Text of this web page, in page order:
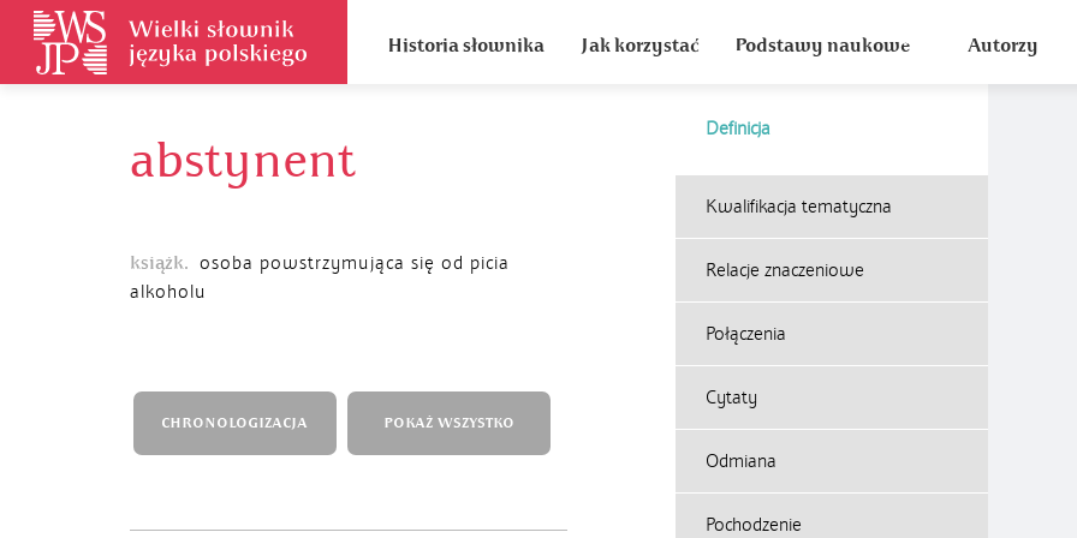
Historia słownika Jak korzystać Podstawy naukowe Autorzy
abstynent
Definicja
książk. osoba powstrzymująca się od picia
alkoholu
Kwalifikacja tematyczna
Relacje znaczeniowe
Połączenia
Cytaty
Odmiana
Pochodzenie
CHRONOLOGIZACJA POKAŻ WSZYSTKO